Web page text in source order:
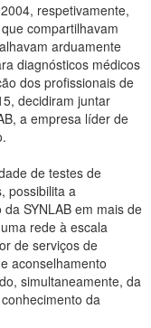
respetivamente,
compartilhavam
arduamente
diagnósticos médicos
dos profissionais de
decidiram juntar
a empresa líder de
de testes de
possibilita a
SYNLAB em mais de
rede à escala
de serviços de
aconselhamento
simultaneamente, da
da